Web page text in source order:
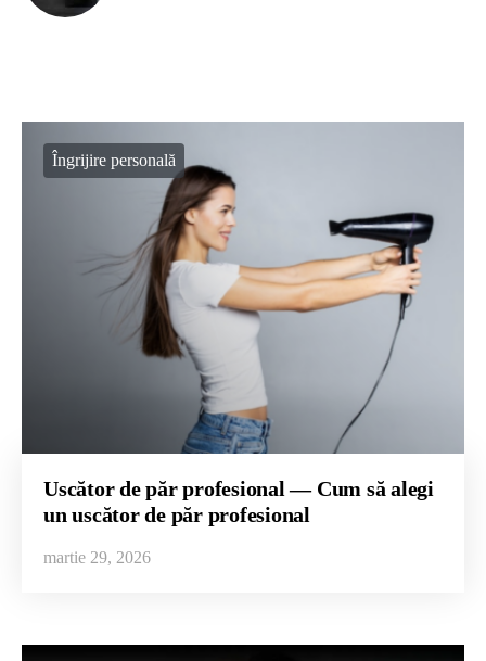
Îngrijire personală
Uscător de păr profesional — Cum să alegi
un uscător de păr profesional
martie 29, 2026